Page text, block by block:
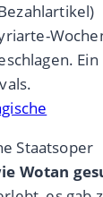
Ein
Staatsoper
Wotan